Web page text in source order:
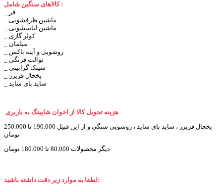
کالاهای سنگین شامل :
_ فر
_ ماشین ظرفشویی
_ ماشین لباسشویی
_ کولر گازی
_ مبلمان
_ روشویی و آینه باکس
_ توالت فرنگی
_ سینک گرانیتی
_ یخچال فریزر
_ ساید بای ساید
هزینه تحویل کالا از اخوان شاپینگ به باربری
یخچال فریزر ، ساید بای ساید ، روشویی سنگی و از این قبیل 190.000 تا 250.000
تومان
دیگر محصولات 80.000 تا 180.000 تومان
لطفا به موارد زیر دقت داشته باشید: